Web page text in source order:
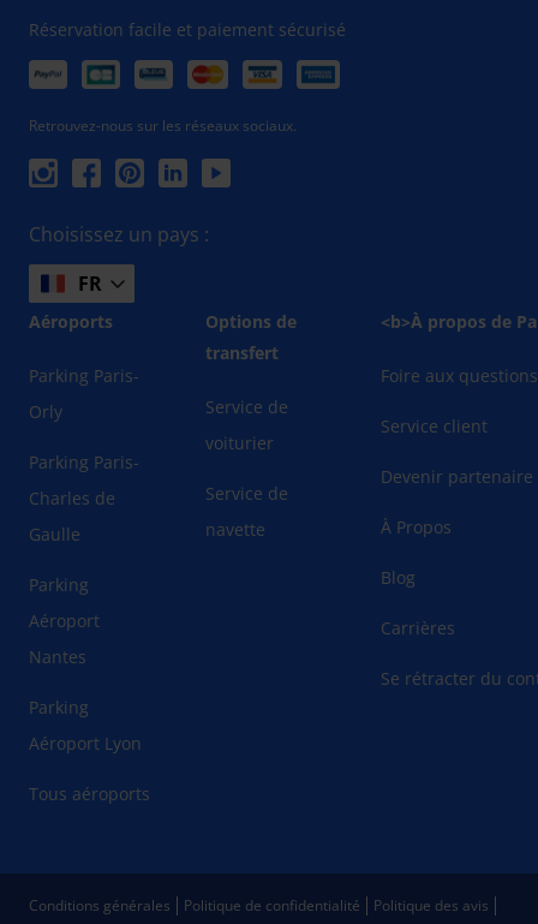
Réservation facile et paiement sécurisé
Retrouvez-nous sur les réseaux sociaux.
Choisissez un pays :
FR
Aéroports
Parking Paris-
Orly
Parking Paris-
Charles de
Gaulle
Parking
Aéroport
Nantes
Parking
Aéroport Lyon
Tous aéroports
Options de
transfert
Service de
voiturier
Service de
navette
<b>À propos de
Foire aux questions
Service client
Devenir partenaire
À Propos
Blog
Carrières
Se rétracter du
Conditions générales Politique de confidentialité
Politique des avis